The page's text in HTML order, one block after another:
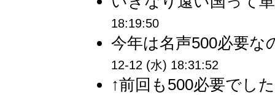
18:19:50
今年は名声500必要
12-12 (水) 18:31:52
↑前回も500必要でし